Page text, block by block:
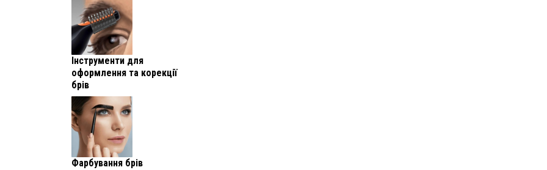
Інструменти для
оформлення та корекції
брів
Фарбування брів